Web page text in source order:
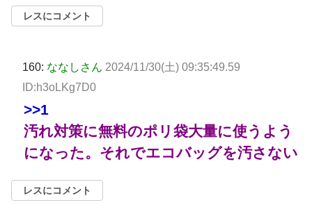
レスにコメント
160: ななしさん 2024/11/30(土) 09:35:49.59
ID:h3oLKg7D0
>>1
汚れ対策に無料のポリ袋大量に使うよう
になった。それでエコバッグを汚さない
レスにコメント